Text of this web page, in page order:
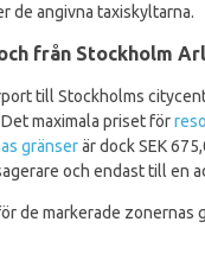
de angivna taxiskyltarna.
från Stockholm
till Stockholms
maximala priset för
gränserär dock SEK
och endast till en
de markerade zonernas